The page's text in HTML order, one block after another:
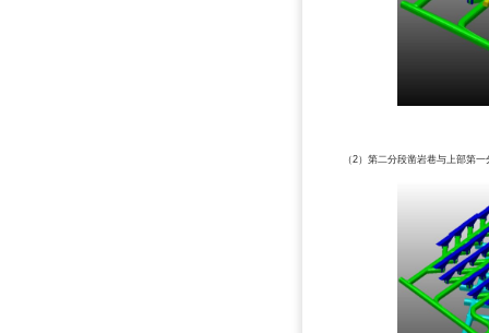
（2）第二分段凿岩巷与上部第一